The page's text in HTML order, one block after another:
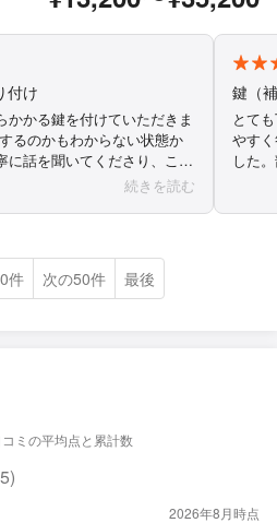
付け
かかる鍵を付けていただきま
るのかもわからない状態か
に話を聞いてくださり、こち
ただけました。 工事までの
続きを読む
鍵（
とても
やす
した
件 次の50件 最後
ミの平均点と累計数
2026年8月時点